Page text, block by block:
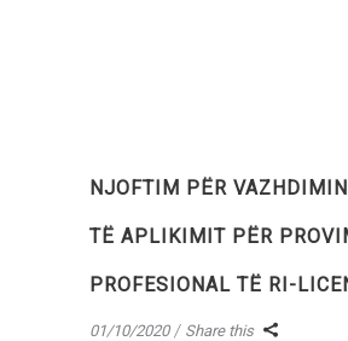
NJOFTIM PËR
TË APLIKIMIT PËR
PROFESIONAL TË RI-
01/10/2020 Share this